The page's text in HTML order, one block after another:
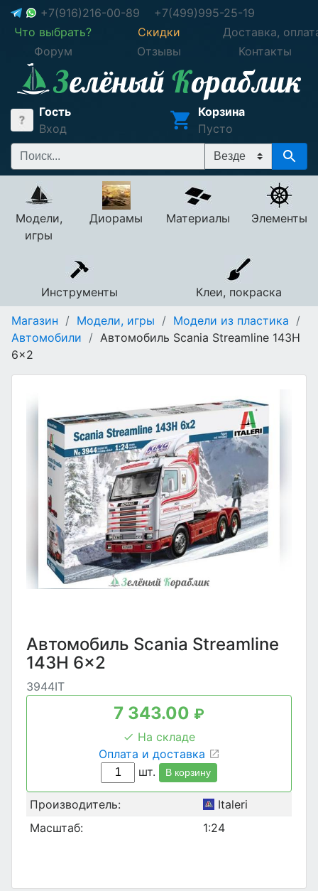
+7(916)216-00-89
+7(499)995-25-19
Что выбрать?
Скидки
Доставка,
Форум
Отзывы Контакты
Гость
Вход
Корзина
Пусто
Модели,
игры
Диорамы Материалы Элементы
Инструменты
Клеи, покраска
Магазин / Модели, игры / Модели из пластика /
Автомобили / Автомобиль Scania Streamline 143H
6x2
Автомобиль Scania Streamline
143H 6x2
3944IT
7 343.00 ₽
На складе
Оплата и доставка
шт.
В корзину
Производитель:
Italeri
Масштаб:
1:24